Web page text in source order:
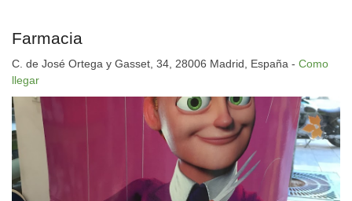
Farmacia
C. de José Ortega y Gasset, 34, 28006 Madrid, España - Como
llegar